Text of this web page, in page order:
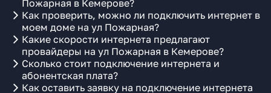
Пожарная в Кемерове?
Как проверить, можно ли подключить интернет в
моем доме на ул Пожарная?
Какие скорости интернета предлагают
провайдеры на ул Пожарная в Кемерове?
Сколько стоит подключение интернета и
абонентская плата?
Как оставить заявку на подключение интернета